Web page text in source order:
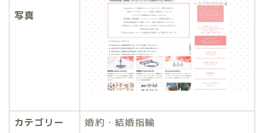
写真
カテゴリー
婚約・結婚指輪